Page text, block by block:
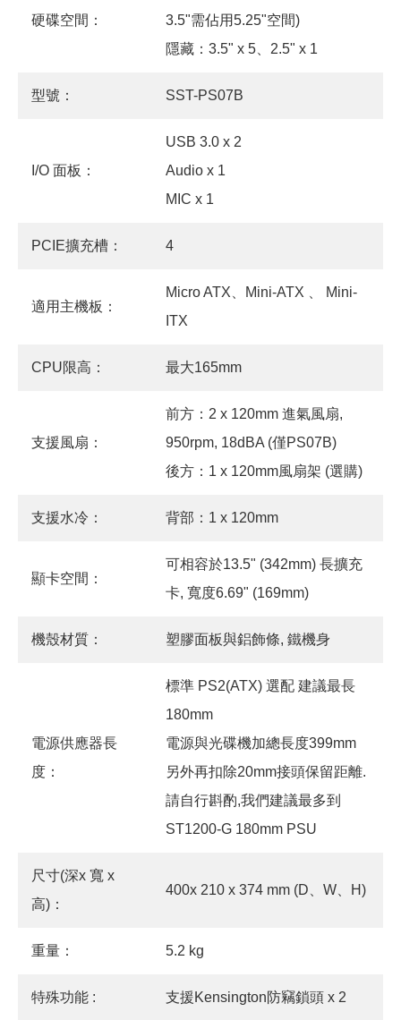
硬碟空間：
3.5"需佔用5.25"空間)
隱藏：3.5" x 5、2.5" x 1
型號： SST-PS07B
I/O 面板：
USB 3.0 x 2
Audio x 1
MIC x 1
PCIE擴充槽： 4
適用主機板：
Micro ATX、Mini-ATX 、 Mini-
ITX
CPU限高： 最大165mm
支援風扇：
前方：2 x 120mm 進氣風扇,
950rpm, 18dBA (僅PS07B)
後方：1 x 120mm風扇架 (選購)
支援水冷： 背部：1 x 120mm
顯卡空間：
可相容於13.5" (342mm) 長擴充
卡, 寬度6.69" (169mm)
機殼材質： 塑膠面板與鋁飾條, 鐵機身
電源供應器長
度：
標準 PS2(ATX) 選配 建議最長
180mm
電源與光碟機加總長度399mm
另外再扣除20mm接頭保留距離.
請自行斟酌,我們建議最多到
ST1200-G 180mm PSU
尺寸(深x 寬 x
高)：
400x 210 x 374 mm (D、W、H)
重量： 5.2 kg
特殊功能 : 支援Kensington防竊鎖頭 x 2